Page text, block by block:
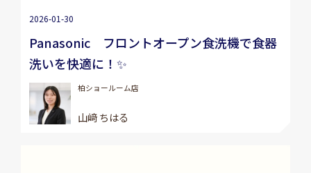
2026-01-30
Panasonic フロントオープン食洗機で食器
洗いを快適に！✨
柏ショールーム店
山﨑 ちはる